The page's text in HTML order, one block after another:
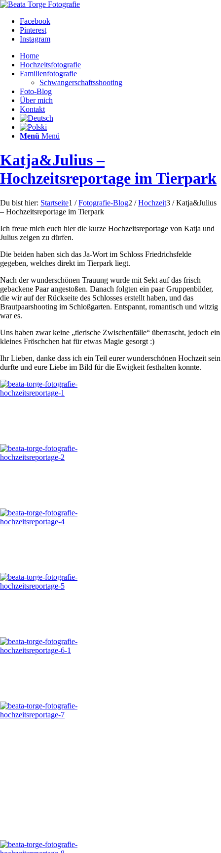
Facebook
Pinterest
Instagram
Home
Hochzeitsfotografie
Familienfotografie
Schwangerschaftsshooting
Foto-Blog
Über mich
Kontakt
Menü Menü
Katja&Julius –
Hochzeitsreportage im Tierpark
Du bist hier: Startseite1 / Fotografie-Blog2 / Hochzeit3 / Katja&Julius
– Hochzeitsreportage im Tierpark
Ich freue mich euch hier die kurze Hochzeitsreportage von Katja und
Julius zeigen zu dürfen.
Die beiden haben sich das Ja-Wort im Schloss Friedrichsfelde
gegeben, welches direkt im Tierpark liegt.
Nach der wunderschönen Trauung wurde mit Sekt auf das frisch
gebackene Paar angestoßen. Danach folgten ein paar Gruppenbilder,
die wir auf der Rückseite des Schlosses erstellt haben, und das
Brautpaarshooting im Schloßgarten. Entspannt, romantisch und witzig
war es.
Uns haben zwar keine „tierische Zwischenfälle“ überrascht, jedoch ein
kleines Fröschchen hat für etwas Magie gesorgt :)
Ihr Lieben, danke dass ich ein Teil eurer wunderschönen Hochzeit sein
durfte und eure Liebe im Bild für die Ewigkeit festhalten konnte.